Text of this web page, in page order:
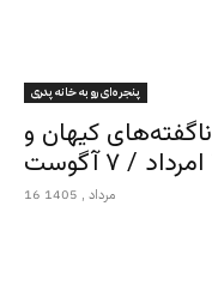
پنجره‌ای رو به خانه پدری
کیهان و
16 مرداد , 1405